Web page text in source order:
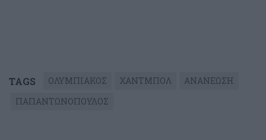
TAGS ΟΛΥΜΠΙΑΚΟΣ ΧΑΝΤΜΠΟΛ
ΑΝΑΝΕΩΣΗ
ΠΑΠΑΝΤΩΝΟΠΟΥΛΟΣ